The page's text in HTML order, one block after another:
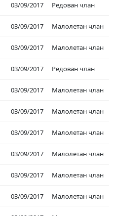
03/09/2017 Редован члан
03/09/2017 Малолетан члан
03/09/2017 Малолетан члан
03/09/2017 Редован члан
03/09/2017 Малолетан члан
03/09/2017 Малолетан члан
03/09/2017 Малолетан члан
03/09/2017 Малолетан члан
03/09/2017 Малолетан члан
03/09/2017 Малолетан члан